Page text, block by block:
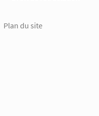
Plan du site